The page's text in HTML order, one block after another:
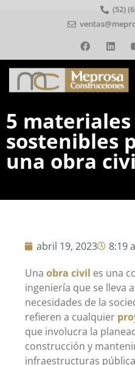
(52)
5 materiales
sostenibles
una obra
abril 19, 2023
8:19
Una obra civil es una
ingeniería que se lleva
necesidades de la
refieren a cualquier
que involucra la
construcción y
infraestructuras